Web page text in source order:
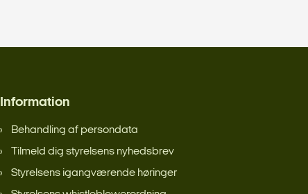
Information
Behandling af persondata
Tilmeld dig styrelsens nyhedsbrev
Styrelsens igangværende høringer